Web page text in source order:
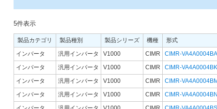
5件表示
製品カテゴリ 製品種別 製品シリーズ 機種
形式
インバータ
汎用インバータ V1000 CIMR
CIMR-
インバータ
汎用インバータ V1000 CIMR
CIMR-
インバータ
汎用インバータ V1000 CIMR
CIMR-
インバータ
汎用インバータ V1000 CIMR
CIMR-